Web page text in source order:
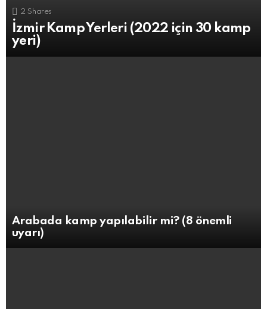
2 Shares
İzmir Kamp Yerleri (2022 için 30 kamp
yeri)
Arabada kamp yapılabilir mi? (8 önemli
uyarı)